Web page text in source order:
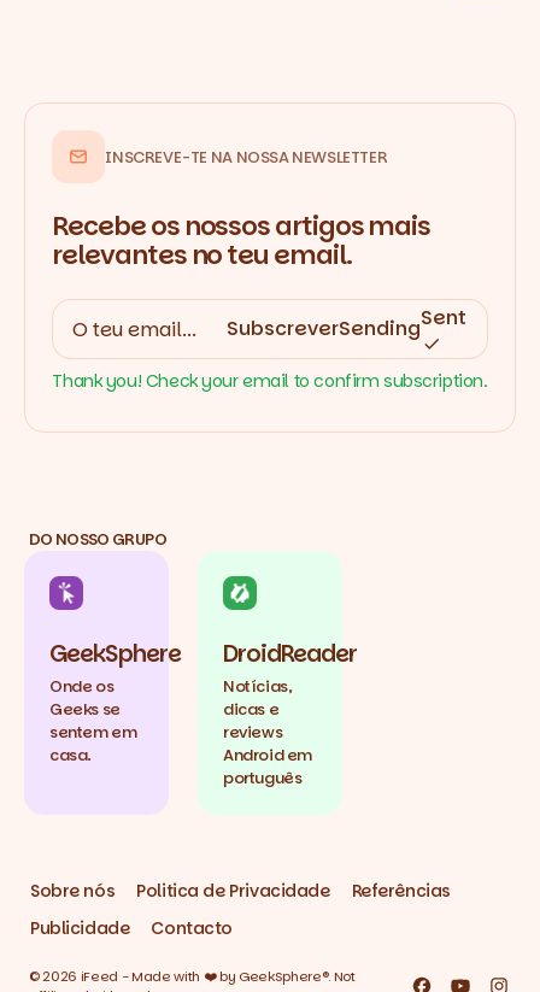
INSCREVE-TE NA NOSSA NEWSLETTER
Recebe os nossos artigos mais
relevantes no teu email.
SubscreverSendingSent
Thank you! Check your email to confirm subscription.
DO NOSSO GRUPO
GeekSphere
Onde os
Geeks se
sentem em
casa.
DroidReader
Notícias,
dicas e
reviews
Android em
português
Sobre nós Politica de Privacidade
Referências
Publicidade
Contacto
© 2026 iFeed - Made with ❤️ by GeekSphere®. Not
Facebook
YouTube